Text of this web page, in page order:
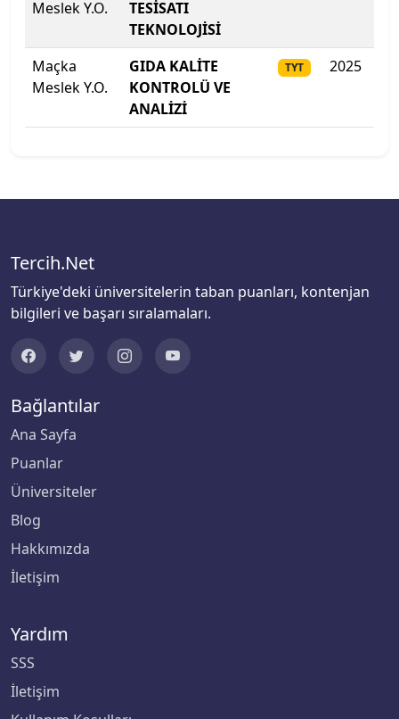
Sabancı Üniversitesi
Sağlık Bilimleri Üniversitesi
Sağlık Bilimleri Üniversitesi
Sağlık Bilimleri Üniversitesi
Sakarya Uygulamalı Bilimler Üniversitesi
Sakarya Üniversitesi
Samsun Üniversitesi
Sanko Üniversitesi
Selçuk Üniversitesi
Sinop Üniversitesi
Süleyman Demirel Üniversitesi
Meslek Y.O.
TESİSATI
TEKNOLOJİSİ
Maçka
Meslek Y.O.
GIDA KALİTE
KONTROLÜ VE
ANALİZİ
TYT 2025
Tercih.Net
Türkiye'deki üniversitelerin taban puanları, kontenjan
bilgileri ve başarı sıralamaları.
Bağlantılar
Ana Sayfa
Puanlar
Üniversiteler
Blog
Hakkımızda
İletişim
Yardım
SSS
İletişim